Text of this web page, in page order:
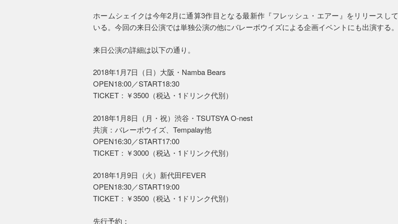
ホームシェイクは今年2月に通算3作目となる最新作『フレッシュ・エアー』をリリースして
いる。今回の来日公演では単独公演の他にバレーボウイズによる企画イベントにも出演する。
来日公演の詳細は以下の通り。
2018年1月7日（日）大阪・Namba Bears
OPEN18:00／START18:30
TICKET：￥3500（税込・1ドリンク代別）
2018年1月8日（月・祝）渋谷・TSUTSYA O-nest
共演：バレーボウイズ、Tempalay他
OPEN16:30／START17:00
TICKET：￥3000（税込・1ドリンク代別）
2018年1月9日（火）新代田FEVER
OPEN18:30／START19:00
TICKET：￥3500（税込・1ドリンク代別）
先行予約：